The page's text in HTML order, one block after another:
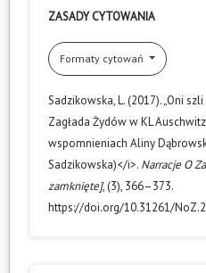
ZASADY CYTOWANIA
Formaty cytowań
Sadzikowska, L. (2017). „Oni
Zagłada Żydów w KL
wspomnieniach Aliny
Sadzikowska)</i>. Narracje O
zamknięte], (3), 366–373.
https://doi.org/10.31261/